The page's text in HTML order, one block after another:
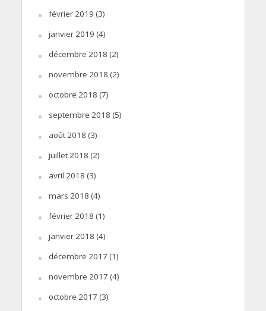
février 2019 (3)
janvier 2019 (4)
décembre 2018 (2)
novembre 2018 (2)
octobre 2018 (7)
septembre 2018 (5)
août 2018 (3)
juillet 2018 (2)
avril 2018 (3)
mars 2018 (4)
février 2018 (1)
janvier 2018 (4)
décembre 2017 (1)
novembre 2017 (4)
octobre 2017 (3)